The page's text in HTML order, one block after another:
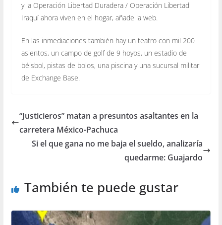
y la Operación Libertad Duradera / Operación Libertad
Iraquí ahora viven en el hogar, añade la web.
En las inmediaciones también hay un teatro con mil 200
asientos, un campo de golf de 9 hoyos, un estadio de
béisbol, pistas de bolos, una piscina y una sucursal militar
de Exchange Base.
“Justicieros” matan a presuntos asaltantes en la
carretera México-Pachuca
Si el que gana no me baja el sueldo, analizaría
quedarme: Guajardo
También te puede gustar